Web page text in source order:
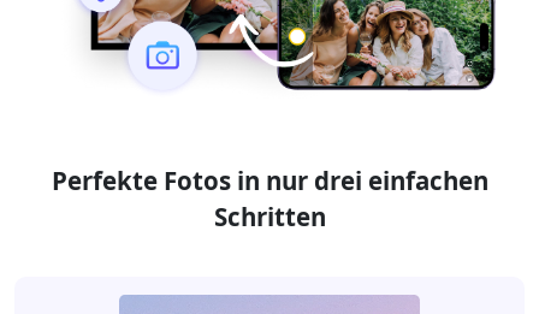
Perfekte Fotos in nur drei einfachen
Schritten